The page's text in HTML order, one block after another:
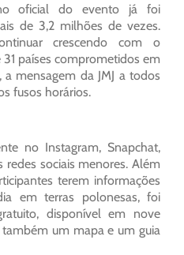
oficial do evento já foi
de 3,2 milhões de vezes.
crescendo com o
países comprometidos em
mensagem da JMJ a todos
fusos horários.
no Instagram, Snapchat,
redes sociais menores. Além
terem informações
em terras polonesas, foi
disponível em nove
um mapa e um guia